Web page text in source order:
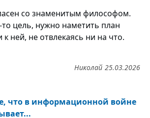
со знаменитым философом.
то цель, нужно наметить план
к ней, не отвлекаясь ни на что.
25.03.2026
Николай
что в информационной войне